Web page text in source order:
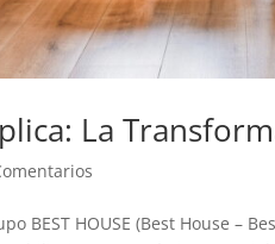
La
BEST HOUSE (Best House –